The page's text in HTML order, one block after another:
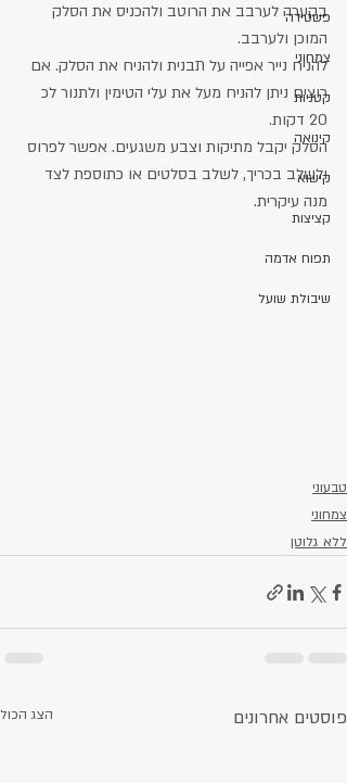
פשטידה
צמחוני
קטניות
קינואה
קישוא
קציצות
תפוח אדמה
שיבולת שועל
בקערה לערבב את הרוטב ולהכניס את הסלק
המוכן ולערבב.
להניח נייר אפייה על תבנית ולהניח את הסלק. אם
רוצים ניתן להניח מעל את עלי הטימין ולתנור לכ
20 דקות.
הסלק יקבל מתיקות וצבע משגעים. אפשר לפרוס
ולשלב בכריך, לשלב בסלטים או כתוספת לצד
מנה עיקרית.
טבעוני
צמחוני
ללא גלוטן
פוסטים אחרונים הצג הכול